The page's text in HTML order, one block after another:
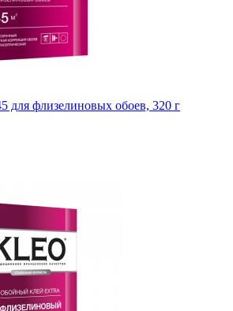
для флизелиновых обоев, 320 г